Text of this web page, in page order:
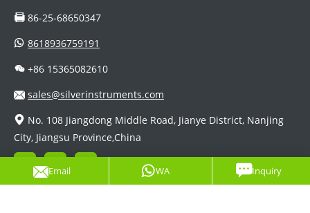
Email WA Inquiry
86-25-68650347
8618936759191
+86 15365082610
sales@silverinstruments.com
No. 108 Jiangdong Middle Road, Jianye District, Nanjing
City, Jiangsu Province,China